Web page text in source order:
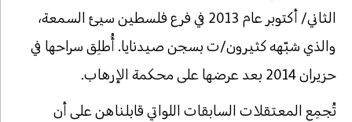
الثاني/ أكتوبر عام 2013 في فرع فلسطين سيئ السمعة،
والذي شبّهه كثيرون/ت بسجن صيدنايا. أُطلِق سراحها في
حزيران 2014 بعد عرضها على محكمة الإرهاب.
تُجمِع المعتقلات السابقات اللواتي قابلناهن على أن